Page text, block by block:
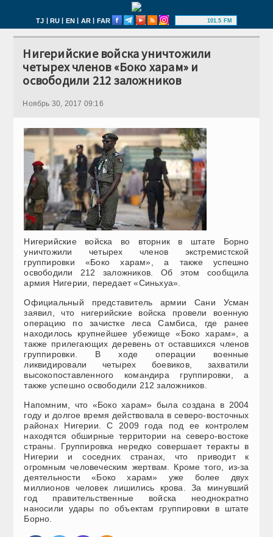
TJ | RU | EN | AR | FAR 101.5 FM
Нигерийские войска уничтожили
четырех членов «Боко харам» и
освободили 212 заложников
Ноябрь 30, 2017 09:16
Нигерийские войска во вторник в штате Борно
уничтожили четырех членов экстремистской
группировки «Боко харам», а также успешно
освободили 212 заложников. Об этом сообщила
армия Нигерии, передает «Синьхуа».
Официальный представитель армии Сани Усман
заявил, что нигерийские войска провели военную
операцию по зачистке леса Самбиса, где ранее
находилось крупнейшее убежище «Боко харам», а
также прилегающих деревень от оставшихся членов
группировки. В ходе операции военные
ликвидировали четырех боевиков, захватили
высокопоставленного командира группировки, а
также успешно освободили 212 заложников.
Напомним, что «Боко харам» была создана в 2004
году и долгое время действовала в северо-восточных
районах Нигерии. С 2009 года под ее контролем
находятся обширные территории на северо-востоке
страны. Группировка нередко совершает теракты в
Нигерии и соседних странах, что приводит к
огромным человеческим жертвам. Кроме того, из-за
деятельности «Боко харам» уже более двух
миллионов человек лишились крова. За минувший
год правительственные войска неоднократно
наносили удары по объектам группировки в штате
Борно.